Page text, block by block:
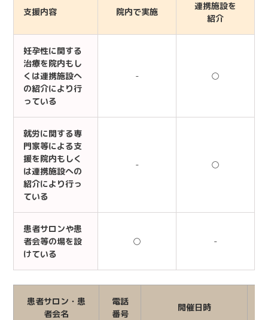
支援内容 院内で実施
連携施設を
紹介
妊孕性に関する
治療を院内もし
くは連携施設へ
の紹介により行
っている
- ○
就労に関する専
門家等による支
援を院内もしく
は連携施設への
紹介により行っ
ている
- ○
患者サロンや患
者会等の場を設
けている
○ -
患者サロン・患
者会名
電話
番号
開催日時